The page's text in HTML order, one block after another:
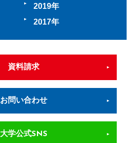
2019
2017
資料請求
お問い合わせ
大学公式SNS